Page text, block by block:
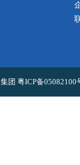
团 粤ICP备05082100